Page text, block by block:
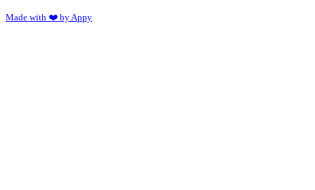
Made with ❤️ by Appy